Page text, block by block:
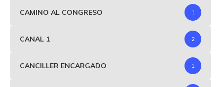
CAMINO AL CONGRESO 1
CANAL 1 2
CANCILLER ENCARGADO 1